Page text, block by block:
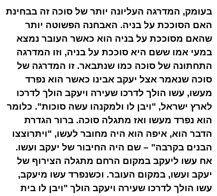
בעומק, המדרגה העליונה יותר של סוכה זה בבחינת
האם הסוככת על בניה. האבחנה הפשוטה יותר
שהאם מסוככת על בניה הוא כאשר העובר נמצא
במעי אמו ששם היא סוככת על בניה, וזו המדרגה
התחתונה של סוכה כמו שנתבאר. זו המדרגה של
סוכה שנאמר אצל יעקב אבינו כאשר הוא נפרד
מעשו, עשו הולך לדרכו שעירה ויעקב הולך לדרכו
לארץ ישראל, "ויבן לו ולמקנהו עשה סוכות". כלומר
הוא נפרד מעשו ואז מתגלה סוכה. ברור הגדרת
הדבר הוא, איפה הוא היה מחובר לעשו, "ויתרוצצו
הבנים בקרבה" – שם היה החיבור של יעקב ועשו.
אח עשו ליעקב במקום הרחם מתגלה הצירוף של
יעקב ועשו, במקום העובר. וכשנפרד עשו מיעקב,
עשו הולך לדרכו שעירה ויעקב הולך "ויבן לו בית